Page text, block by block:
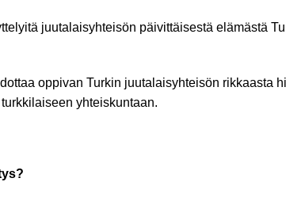
juutalaisyhteisön päivittäisestä elämästä
oppivan Turkin juutalaisyhteisön rikkaasta
yhteiskuntaan.